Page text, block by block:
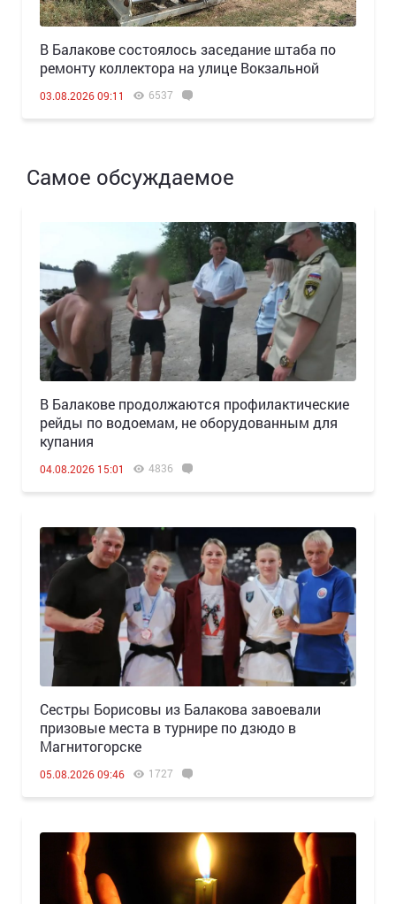
В Балакове состоялось заседание штаба по
ремонту коллектора на улице Вокзальной
03.08.2026 09:11 6537
Самое обсуждаемое
В Балакове продолжаются профилактические
рейды по водоемам, не оборудованным для
купания
04.08.2026 15:01 4836
Сестры Борисовы из Балакова завоевали
призовые места в турнире по дзюдо в
Магнитогорске
05.08.2026 09:46 1727